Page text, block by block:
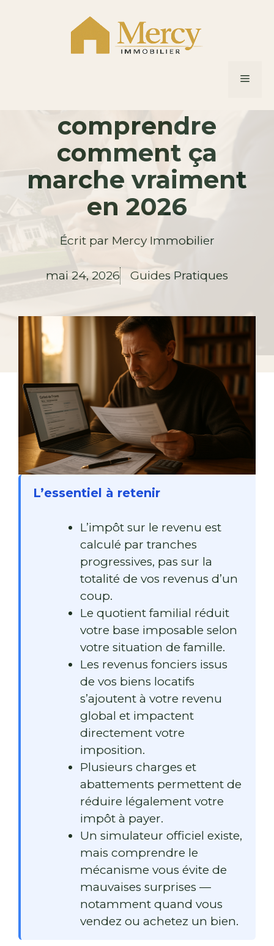
Calcul impôt sur le
comprendre
comment ça
marche vraiment
en 2026
Écrit par Mercy Immobilier
mai 24, 2026 Guides Pratiques
L’essentiel à retenir
L’impôt sur le revenu est
calculé par tranches
progressives, pas sur la
totalité de vos revenus d’un
coup.
Le quotient familial réduit
votre base imposable selon
votre situation de famille.
Les revenus fonciers issus
de vos biens locatifs
s’ajoutent à votre revenu
global et impactent
directement votre
imposition.
Plusieurs charges et
abattements permettent de
réduire légalement votre
impôt à payer.
Un simulateur officiel existe,
mais comprendre le
mécanisme vous évite de
mauvaises surprises —
notamment quand vous
vendez ou achetez un bien.